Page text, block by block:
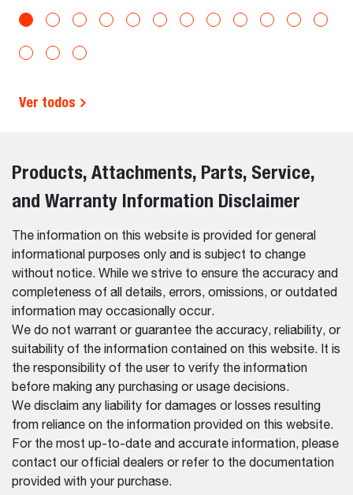
Ver todos
Products, Attachments, Parts, Service,
and Warranty Information Disclaimer
The information on this website is provided for general
informational purposes only and is subject to change
without notice. While we strive to ensure the accuracy and
completeness of all details, errors, omissions, or outdated
information may occasionally occur.
We do not warrant or guarantee the accuracy, reliability, or
suitability of the information contained on this website. It is
the responsibility of the user to verify the information
before making any purchasing or usage decisions.
We disclaim any liability for damages or losses resulting
from reliance on the information provided on this website.
For the most up-to-date and accurate information, please
contact our official dealers or refer to the documentation
provided with your purchase.